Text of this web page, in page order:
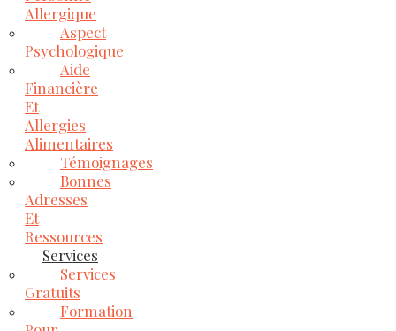
Allergique
Aspect
Psychologique
Aide
Financière
Et
Allergies
Alimentaires
Témoignages
Bonnes
Adresses
Et
Ressources
Services
Services
Gratuits
Formation